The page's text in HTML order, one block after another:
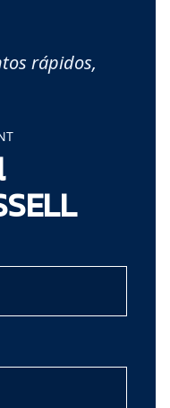
rápidos,